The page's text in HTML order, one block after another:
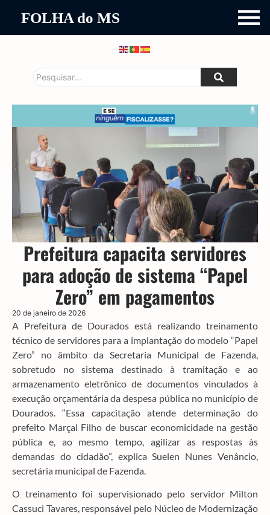
FOLHA do MS
Prefeitura capacita servidores
para adoção de sistema “Papel
Zero” em pagamentos
20 de janeiro de 2026
A Prefeitura de Dourados está realizando treinamento
técnico de servidores para a implantação do modelo “Papel
Zero” no âmbito da Secretaria Municipal de Fazenda,
sobretudo no sistema destinado à tramitação e ao
armazenamento eletrônico de documentos vinculados à
execução orçamentária da despesa pública no município de
Dourados. “Essa capacitação atende determinação do
prefeito Marçal Filho de buscar economicidade na gestão
pública e, ao mesmo tempo, agilizar as respostas às
demandas do cidadão”, explica Suelen Nunes Venâncio,
secretária municipal de Fazenda.
O treinamento foi supervisionado pelo servidor Milton
Cassuci Tavares, responsável pelo Núcleo de Modernização